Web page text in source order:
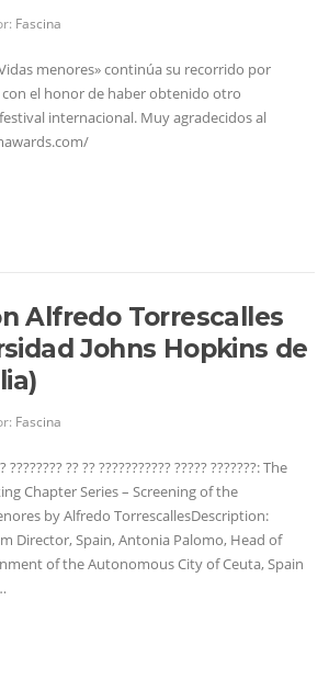
Fascina
menores» continúa su recorrido por
con el honor de haber obtenido otro
internacional. Muy agradecidos al
Alfredo Torrescalles
Johns Hopkins de
Fascina
???????? ?? ?? ??????????? ????? ???????: The
Chapter Series – Screening of the
by Alfredo TorrescallesDescription:
Director, Spain, Antonia Palomo, Head of
of the Autonomous City of Ceuta, Spain